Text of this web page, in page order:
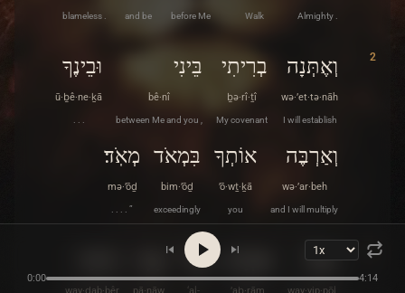
Almighty .
Walk
before Me
and be
blameless .
2 וְאֶתְּנָה
wə·’et·tə·nāh
I will establish
בְרִיתִי
ḇə·rî·ṯî
My covenant
בֵּינִי
bê·nî
between Me and you ,
וּבֵינֶךָ
ū·ḇê·ne·ḵā
. . .
וְאַרְבֶּה
wə·’ar·beh
and I will multiply
אוֹתְךָ
’ō·wṯ·ḵā
you
בִּמְאֹד
bim·’ōḏ
exceedingly
מְאֹֽד׃
mə·’ōḏ
. . . . ”
3 וַיִּפֹּל אַבְרָם עַל־
0:00 4:14